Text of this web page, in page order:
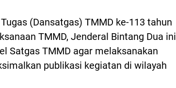
(Dansatgas) TMMD ke-113 tahun
TMMD, Jenderal Bintang Dua ini
Satgas TMMD agar melaksanakan
publikasi kegiatan di wilayah